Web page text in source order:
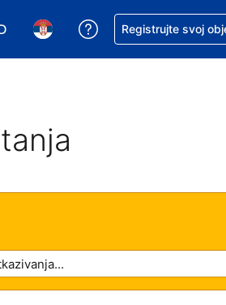
valutu. Vaša trenutna valuta
Izaberite jezik. Vaš trenutni
Zatražite pomoć u
Registrujte svoj